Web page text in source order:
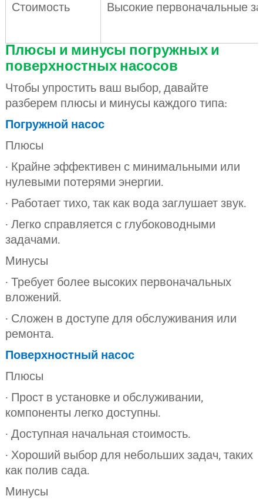
Стоимость Высокие первоначальные
Плюсы и минусы погружных и
поверхностных насосов
Чтобы упростить ваш выбор, давайте
разберем плюсы и минусы каждого типа:
Погружной насос
Плюсы
· Крайне эффективен с минимальными или
нулевыми потерями энергии.
· Работает тихо, так как вода заглушает звук.
· Легко справляется с глубоководными
задачами.
Минусы
· Требует более высоких первоначальных
вложений.
· Сложен в доступе для обслуживания или
ремонта.
Поверхностный насос
Плюсы
· Прост в установке и обслуживании,
компоненты легко доступны.
· Доступная начальная стоимость.
· Хороший выбор для небольших задач, таких
как полив сада.
Минусы